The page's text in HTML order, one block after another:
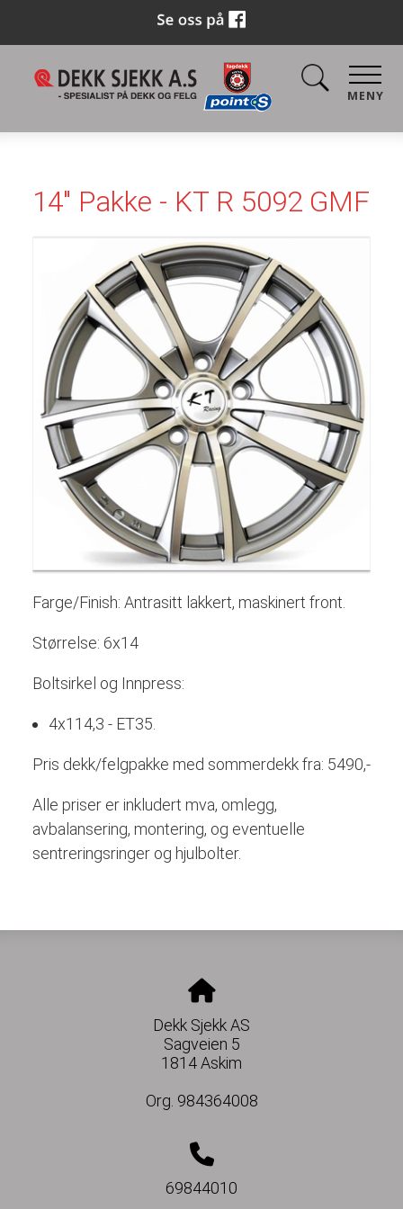
MENY
14" Pakke - KT R 5092 GMF
Farge/Finish: Antrasitt lakkert, maskinert front.
Størrelse: 6x14
Boltsirkel og Innpress:
4x114,3 - ET35.
Pris dekk/felgpakke med sommerdekk fra: 5490,-
Alle priser er inkludert mva, omlegg,
avbalansering, montering, og eventuelle
sentreringsringer og hjulbolter.
Dekk Sjekk AS
Sagveien 5
1814 Askim
Org. 984364008
69844010